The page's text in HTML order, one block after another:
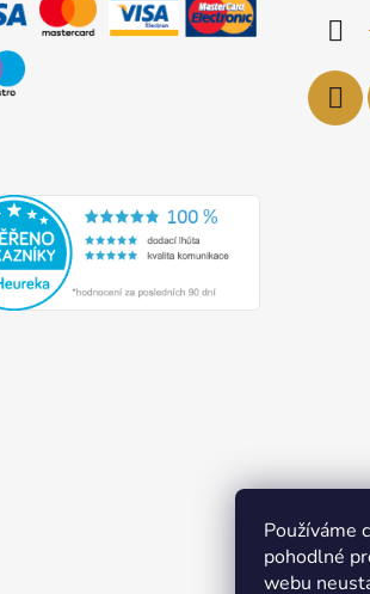
Používáme
pohodlné
webu